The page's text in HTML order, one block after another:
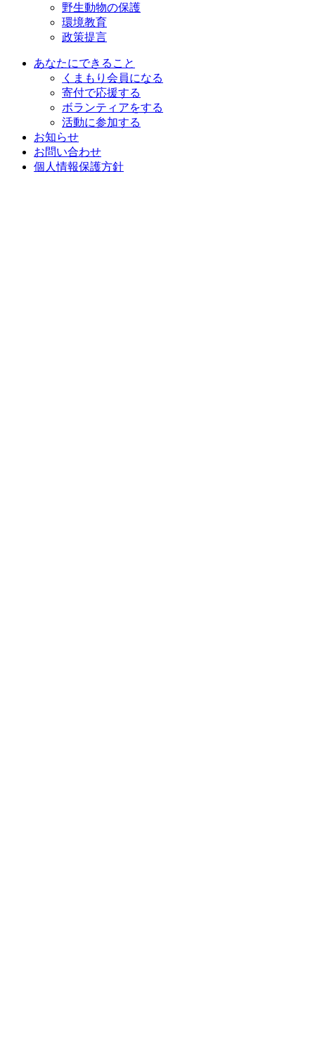
野生動物の保護
環境教育
政策提言
あなたにできること
くまもり会員になる
寄付で応援する
ボランティアをする
活動に参加する
お知らせ
お問い合わせ
個人情報保護方針